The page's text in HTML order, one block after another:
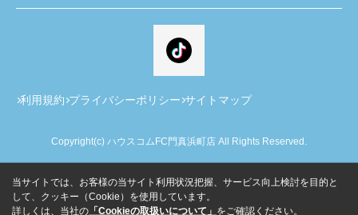
利用規約 プライバシーポリシー サイトマップ
Copyright(c) ハウスコムFC門真浜町店 All Rights Reserved.
当サイトでは、お客様の当サイト利用状況把握、サービス向上検討を目的と
して、クッキー（Cookie）を使用しています。
詳しくは、当社の 「Cookieの取扱いについて」 をご確認ください。